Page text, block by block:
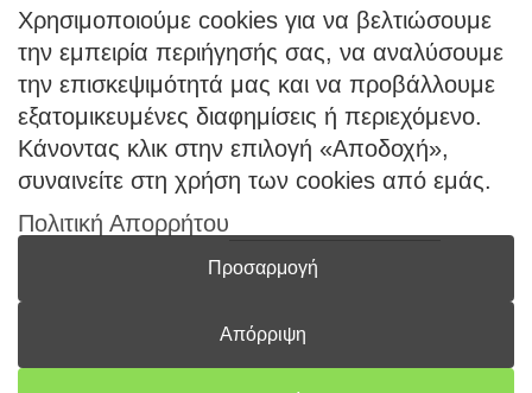
Μέθοδοι Πληρωμής
Μέθοδοι Αποστολής
ΕΠΙΚΟΙΝΩΝΙΑ
Φόρμα Επικοινωνίας
Νέα Σάντα, Κιλκίς, 61100
Χρησιμοποιούμε cookies για να βελτιώσουμε
την εμπειρία περιήγησής σας, να αναλύσουμε
την επισκεψιμότητά μας και να προβάλλουμε
εξατομικευμένες διαφημίσεις ή περιεχόμενο.
Κάνοντας κλικ στην επιλογή «Αποδοχή»,
συναινείτε στη χρήση των cookies από εμάς.
Πολιτική Απορρήτου
Προσαρμογή
Απόρριψη